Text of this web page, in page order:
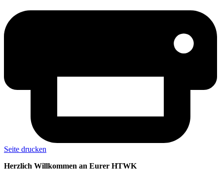
Seite drucken
Herzlich Willkommen an Eurer HTWK